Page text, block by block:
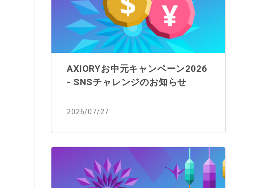
Español
ไทย
Tiếng Việt
AXIORYお中元キャンペーン2026
- SNSチャレンジのお知らせ
2026/07/27